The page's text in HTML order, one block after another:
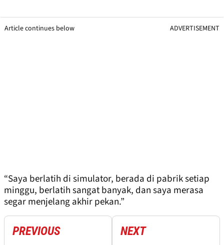
Article continues below ADVERTISEMENT
“Saya berlatih di simulator, berada di pabrik setiap
minggu, berlatih sangat banyak, dan saya merasa
segar menjelang akhir pekan.”
PREVIOUS NEXT